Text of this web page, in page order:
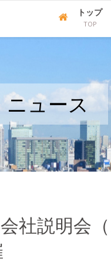
トップ
TOP
ニュース
社説明会